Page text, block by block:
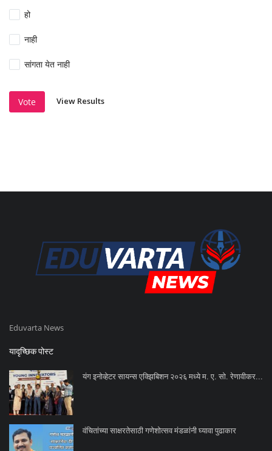
हो
नाही
सांगता येत नाही
Vote View Results
Eduvarta News
यादृच्छिक पोस्ट
यंग इनोव्हेटर सायन्स एक्झिबिशन २०२६ मध्ये म. ए. सो. रेणावीकर...
वंचितांच्या साक्षरतेसाठी गणेशोत्सव मंडळांनी घ्यावा पुढाकार